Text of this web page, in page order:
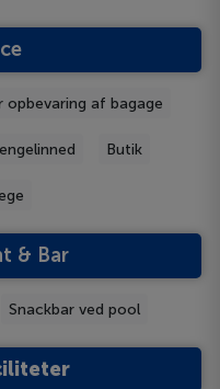
opbevaring af bagage
Butik
& Bar
Snackbar ved pool